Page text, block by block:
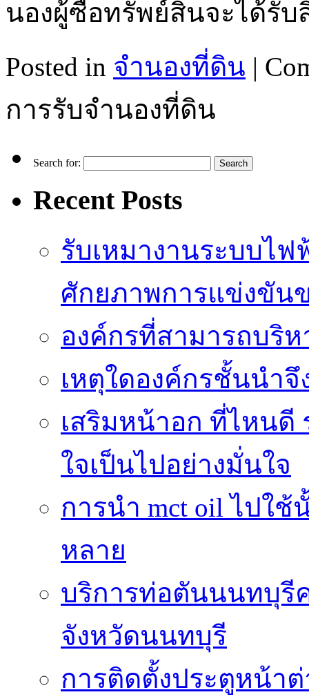
นองผู้ซื้อทรัพย์สินจะได้รับ
Posted in จำนองที่ดิน |
การรับจำนองที่ดิน
Search for:
Recent Posts
รับเหมางานระบบไ
ศักยภาพการแข่งขัน
องค์กรที่สามารถบริ
เหตุใดองค์กรชั้นนำ
เสริมหน้าอก ที่ไหนดี
ใจเป็นไปอย่างมั่นใจ
การนำ mct oil ไปใ
หลาย
บริการท่อตันนนทบุรี
จังหวัดนนทบุรี
การติดตั้งประตูหน้า